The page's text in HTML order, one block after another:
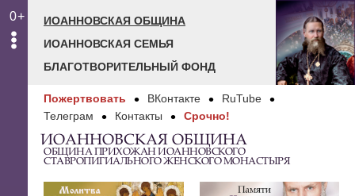
0+
ИОАННОВСКАЯ ОБЩИНА
ИОАННОВСКАЯ СЕМЬЯ
БЛАГОТВОРИТЕЛЬНЫЙ ФОНД
Пожертвовать ВКонтакте
RuTube
Телеграм
Контакты Срочно!
ИОАННОВСКАЯ ОБЩИНА
ОБЩИНА ПРИХОЖАН ИОАННОВСКОГО
СТАВРОПИГИАЛЬНОГО ЖЕНСКОГО МОНАСТЫРЯ